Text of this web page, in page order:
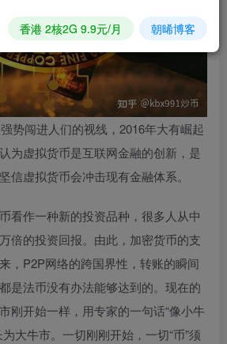
势闯进人们的视线，2016年大有崛起
为虚拟货币是互联网金融的创新，是
信虚拟货币会冲击现有金融体系。
看作一种新的投资品种，很多人从中
倍的投资回报。由此，加密货币的支
，P2P网络的跨国界性，转账的瞬间
是法币没有办法能够达到的。现在的
刚开始一样，用专家的一句话“像小牛
大牛市。一切刚刚开始，一切“币”须
香港 2核2G 9.9元/月 朝晞博客